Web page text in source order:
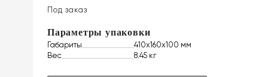
Под заказ
Параметры упаковки
Габариты
410х160х100 мм
Вес
8.45 кг